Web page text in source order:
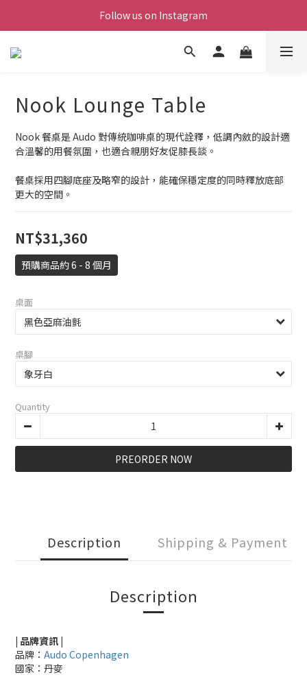
Follow us on Instagram
Nook Lounge Table
Nook 餐桌是 Audo 對傳統咖啡桌的現代詮釋，低調內斂的設計適
合溫馨的用餐氛圍，也適合親朋好友促膝長談。
餐桌採用四腳底座及略窄的設計，能確保穩定度的同時釋放底部
更大的空間。
NT$31,360
預購商品約 6 - 8 個月
桌面
桌腳
Quantity
PREORDER NOW
Description Shipping & Payment
Description
| 品牌資訊 |
品牌： Audo Copenhagen
國家：丹麥